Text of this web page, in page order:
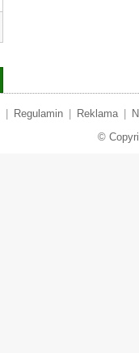
Regulamin Reklama
©